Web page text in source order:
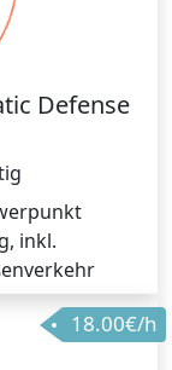
Defense
inkl.
18.00€/h